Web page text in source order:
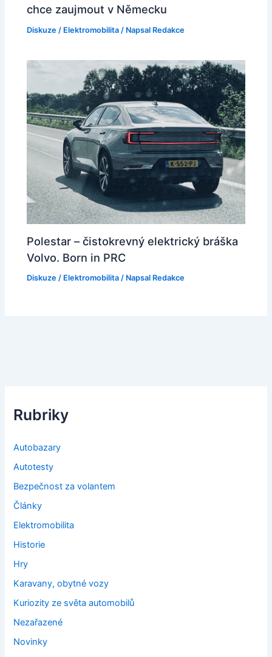
chce zaujmout v Německu
Diskuze / Elektromobilita / Napsal Redakce
Polestar – čistokrevný elektrický bráška
Volvo. Born in PRC
Diskuze / Elektromobilita / Napsal Redakce
Rubriky
Autobazary
Autotesty
Bezpečnost za volantem
Články
Elektromobilita
Historie
Hry
Karavany, obytné vozy
Kuriozity ze světa automobilů
Nezařazené
Novinky